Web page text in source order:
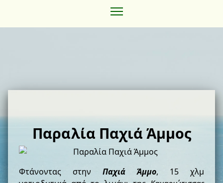
Παραλία Παχιά Άμμος
Φτάνοντας στηνΠαχιά Άμμο, 15 χλμ